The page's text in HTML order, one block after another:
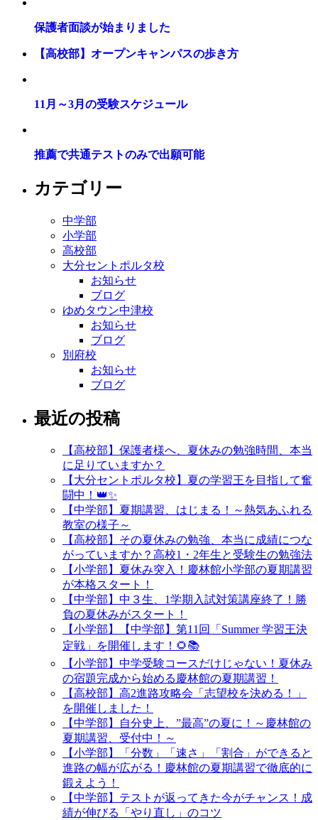
保護者面談が始まりました
【高校部】オープンキャンパスの歩き方
11月～3月の受験スケジュール
推薦で共通テストのみで出願可能
カテゴリー
中学部
小学部
高校部
大分セントポルタ校
お知らせ
ブログ
ゆめタウン中津校
お知らせ
ブログ
別府校
お知らせ
ブログ
最近の投稿
【高校部】保護者様へ、夏休みの勉強時間、本当
に足りていますか？
【大分セントポルタ校】夏の学習王を目指して奮
闘中！👑✨
【中学部】夏期講習、はじまる！～熱気あふれる
教室の様子～
【高校部】その夏休みの勉強、本当に成績につな
がっていますか？高校1・2年生と受験生の勉強法
【小学部】夏休み突入！慶林館小学部の夏期講習
が本格スタート！
【中学部】中３生、1学期入試対策講座終了！勝
負の夏休みがスタート！
【小学部】【中学部】第11回「Summer 学習王決
定戦」を開催します！🌻📚
【小学部】中学受験コースだけじゃない！夏休み
の宿題完成から始める慶林館の夏期講習！
【高校部】高2進路攻略会「志望校を決める！」
を開催しました！
【中学部】自分史上、”最高”の夏に！～慶林館の
夏期講習、受付中！～
【小学部】「分数」「速さ」「割合」ができると
進路の幅が広がる！慶林館の夏期講習で徹底的に
鍛えよう！
【中学部】テストが返ってきた今がチャンス！成
績が伸びる「やり直し」のコツ